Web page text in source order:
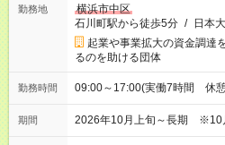
勤務地
横浜市中区
石川町駅から徒歩5分 / 日本
起業や事業拡大の資金調達
るのを助ける団体
勤務時間 09:00～17:00(実働7時間 休
期間 2026年10月上旬～長期 ※10